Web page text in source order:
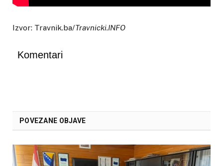
Izvor: Travnik.ba/Travnicki.INFO
Komentari
POVEZANE OBJAVE